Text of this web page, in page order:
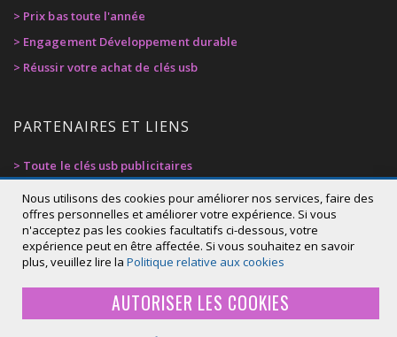
Qté : (piece): Prix de votre projet:
516,00 €
+ Frais de livraison
> Prix bas toute l'année
> Engagement Développement durable
> Réussir votre achat de clés usb
PARTENAIRES ET LIENS
> Toute le clés usb publicitaires
> Privacy Policy
> Cookie Policy
> Déclaration d'accessibilité
Nous utilisons des cookies pour améliorer nos services, faire des
offres personnelles et améliorer votre expérience. Si vous
n'acceptez pas les cookies facultatifs ci-dessous, votre
expérience peut en être affectée. Si vous souhaitez en savoir
plus, veuillez lire la Politique relative aux cookies
AUTORISER LES COOKIES